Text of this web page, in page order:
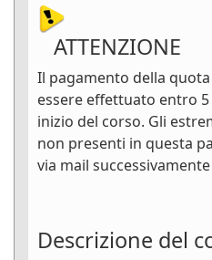
ATTENZIONE
Il pagamento della
essere effettuato entro
inizio del corso. Gli
non presenti in questa
via mail
Descrizione del